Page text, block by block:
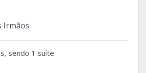
Irmãos
sendo 1 suíte